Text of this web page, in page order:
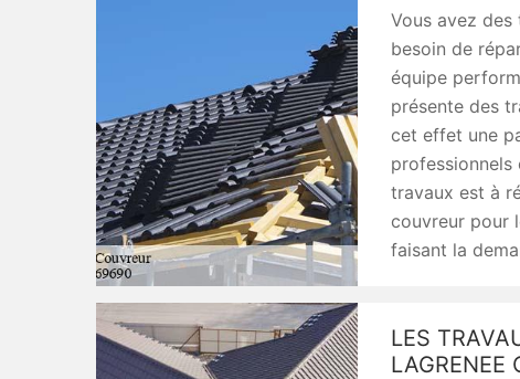
Vous avez
besoin de
équipe
présente des
cet effet une
travaux est à
couvreur pour
faisant la
LES
LAGRENEE